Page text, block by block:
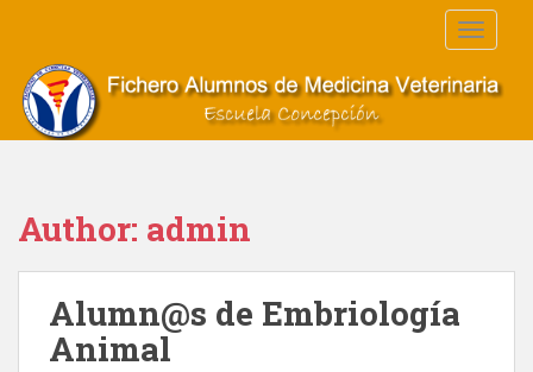
Author: admin
Alumn@s de Embriología
Animal